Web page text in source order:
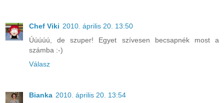
Chef Viki 2010. április 20. 13:50
Úúúúú, de szuper! Egyet szívesen becsapnék most a
számba :-)
Válasz
Bianka 2010. április 20. 13:54